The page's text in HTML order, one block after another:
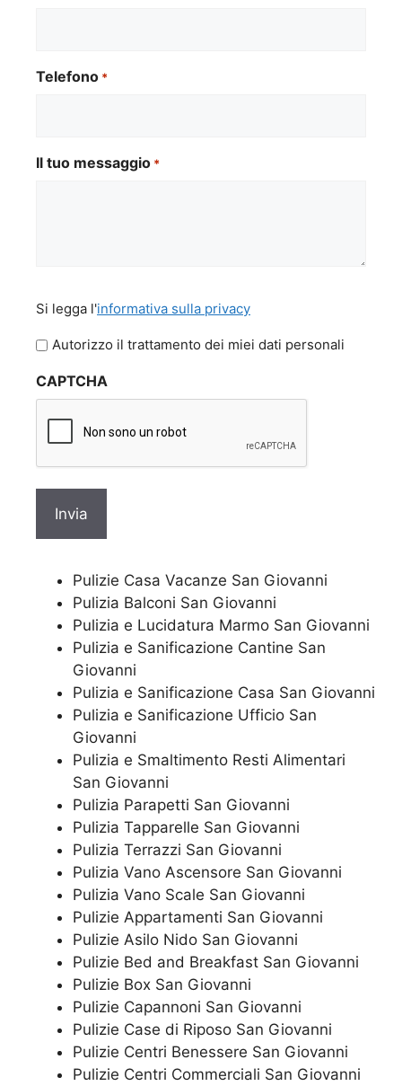
Telefono *
Il tuo messaggio *
legga
l'informativa
privacy
Si legga l'informativa sulla privacy
Autorizzo il trattamento dei miei dati personali
CAPTCHA
Pulizie Casa Vacanze San Giovanni
Pulizia Balconi San Giovanni
Pulizia e Lucidatura Marmo San Giovanni
Pulizia e Sanificazione Cantine San
Giovanni
Pulizia e Sanificazione Casa San Giovanni
Pulizia e Sanificazione Ufficio San
Giovanni
Pulizia e Smaltimento Resti Alimentari
San Giovanni
Pulizia Parapetti San Giovanni
Pulizia Tapparelle San Giovanni
Pulizia Terrazzi San Giovanni
Pulizia Vano Ascensore San Giovanni
Pulizia Vano Scale San Giovanni
Pulizie Appartamenti San Giovanni
Pulizie Asilo Nido San Giovanni
Pulizie Bed and Breakfast San Giovanni
Pulizie Box San Giovanni
Pulizie Capannoni San Giovanni
Pulizie Case di Riposo San Giovanni
Pulizie Centri Benessere San Giovanni
Pulizie Centri Commerciali San Giovanni